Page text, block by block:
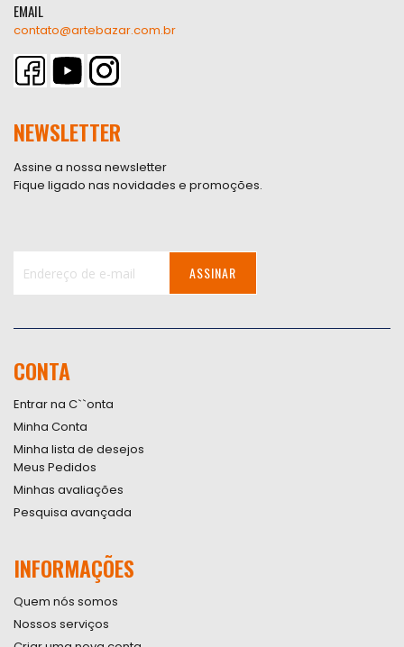
EMAIL
contato@artebazar.com.br
NEWSLETTER
Assine a nossa newsletter
Fique ligado nas novidades e promoções.
Newsletter:
ASSINAR
CONTA
Entrar na C``onta
Minha Conta
Minha lista de desejos
Meus Pedidos
Minhas avaliações
Pesquisa avançada
INFORMAÇÕES
Quem nós somos
Nossos serviços